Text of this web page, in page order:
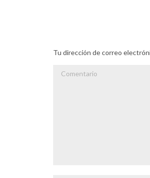
Tu dirección de correo
Comentario